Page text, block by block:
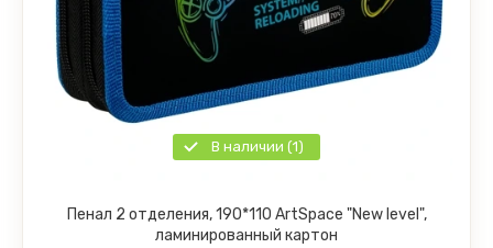
В наличии (1)
Пенал 2 отделения, 190*110 ArtSpace "New level",
ламинированный картон